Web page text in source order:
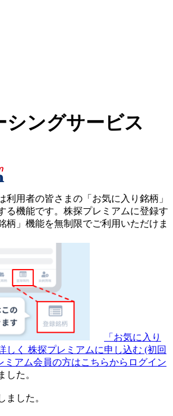
シングサービス
利用者の皆さまの 「お気に入り銘柄」
る機能です。 株探プレミアムに登録す
柄」機能を無制限でご利用いただけま
「お気に入り
しく 株探プレミアムに申し込む (初回
ミアム会員の方はこちらからログイン
した。
ました。